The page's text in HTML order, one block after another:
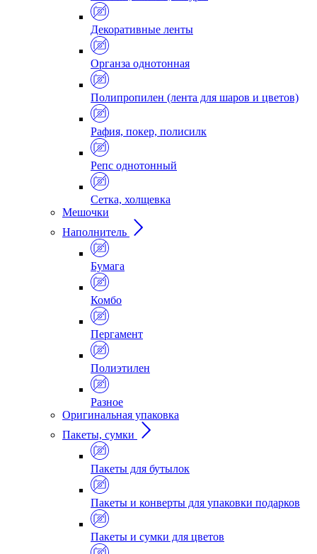
Декоративные ленты
Органза однотонная
Полипропилен (лента для шаров и цветов)
Рафия, покер, полисилк
Репс однотонный
Сетка, холщевка
Мешочки
Наполнитель
Бумага
Комбо
Пергамент
Полиэтилен
Разное
Оригинальная упаковка
Пакеты, сумки
Пакеты для бутылок
Пакеты и конверты для упаковки подарков
Пакеты и сумки для цветов